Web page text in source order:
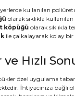
kullanılan
olarak sıklıkla
köpüğü olarak sıklıkla
ile çalkalayarak kolay
Hızlı
özel uygulama
İhtiyacınıza bağlı